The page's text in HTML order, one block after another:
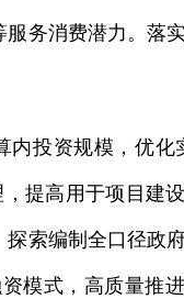
务消费潜力。落
投资规模，优化
提高用于项目建
索编制全口径政
模式，高质量推